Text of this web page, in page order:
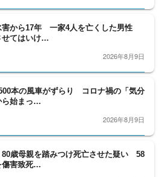
害から17年 一家4人を亡くした男性
せてはいけ…
2026年8月9日
本の風車がずらり コロナ禍の「気分
ら始まっ…
2026年8月9日
80歳母親を踏みつけ死亡させた疑い 58
傷害致死…